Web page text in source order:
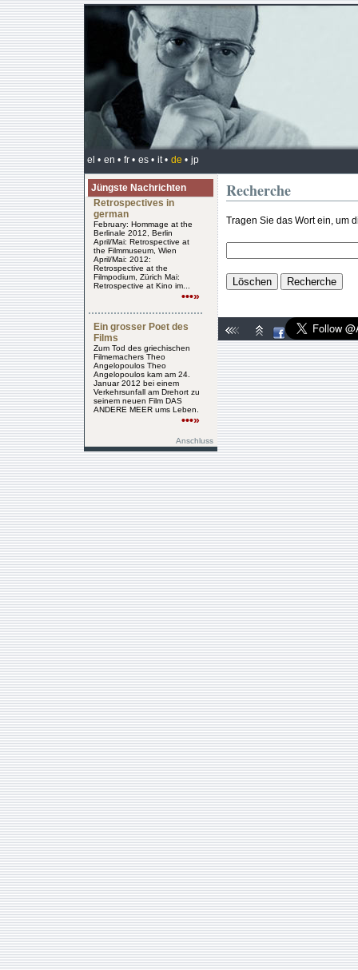
el • en • fr • es • it • de • jp
Jüngste Nachrichten
Retrospectives in
german
February: Hommage at the
Berlinale 2012, Berlin
April/Mai: Retrospective at
the Filmmuseum, Wien
April/Mai: 2012:
Retrospective at the
Filmpodium, Zürich Mai:
Retrospective at Kino im...
•••»
Ein grosser Poet des
Films
Zum Tod des griechischen
Filmemachers Theo
Angelopoulos Theo
Angelopoulos kam am 24.
Januar 2012 bei einem
Verkehrsunfall am Drehort zu
seinem neuen Film DAS
ANDERE MEER ums Leben.
•••»
Anschluss
Recherche
Tragen Sie das Wort ein, um